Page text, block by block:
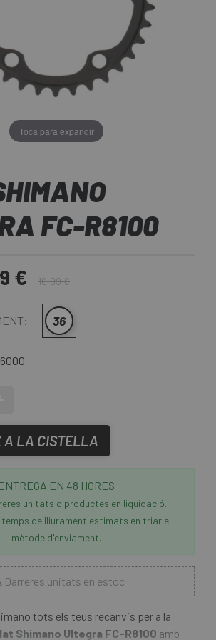
Toca para expandir
FC-R8100
€ 16,99 €
36
A LA CISTELLA
ENTREGA EN 48 HORES
unitats o productes en liquidació.
temps de lliurament estimats en triar el
mètode d'enviament.
Darreres unitats en estoc
tots els teus recanvis per a la
Shimano Ultegra FC-R8100 amb